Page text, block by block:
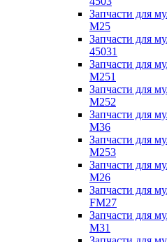
Запчасти для
M25
Запчасти для
45031
Запчасти для
M251
Запчасти для
M252
Запчасти для
M36
Запчасти для
M253
Запчасти для
M26
Запчасти для
FM27
Запчасти для
M31